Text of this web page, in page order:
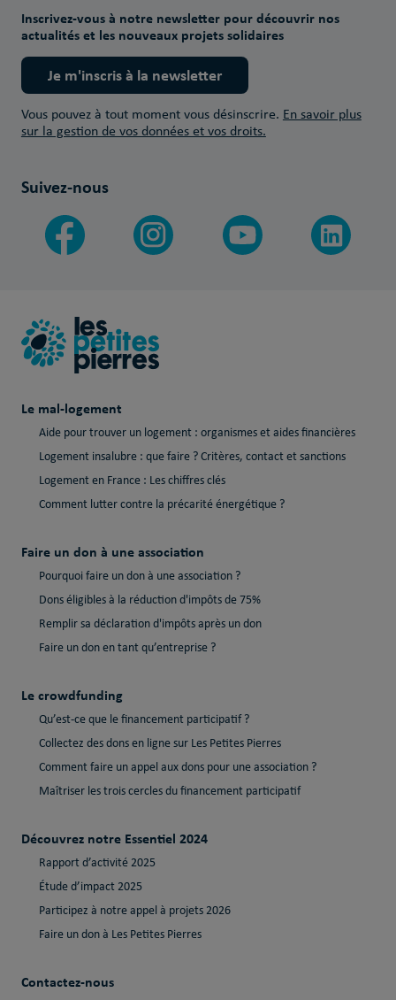
Inscrivez-vous à notre newsletter pour découvrir nos
actualités et les nouveaux projets solidaires
Je m'inscris à la newsletter
Vous pouvez à tout moment vous désinscrire. En savoir plus
sur la gestion de vos données et vos droits.
Suivez-nous
Le mal-logement
Aide pour trouver un logement : organismes et aides financières
Logement insalubre : que faire ? Critères, contact et sanctions
Logement en France : Les chiffres clés
Comment lutter contre la précarité énergétique ?
Faire un don à une association
Pourquoi faire un don à une association ?
Dons éligibles à la réduction d'impôts de 75%
Remplir sa déclaration d'impôts après un don
Faire un don en tant qu’entreprise ?
Le crowdfunding
Qu’est-ce que le financement participatif ?
Collectez des dons en ligne sur Les Petites Pierres
Comment faire un appel aux dons pour une association ?
Maîtriser les trois cercles du financement participatif
Découvrez notre Essentiel 2024
Rapport d’activité 2025
Étude d’impact 2025
Participez à notre appel à projets 2026
Faire un don à Les Petites Pierres
Contactez-nous